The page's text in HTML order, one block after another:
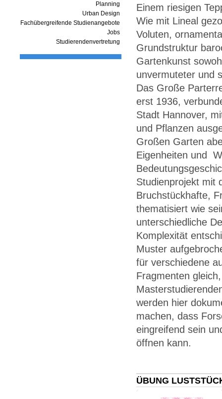
Planning
Urban Design
Fachübergreifende Studienangebote
Jobs
Studierendenvertretung
Einem riesigen
Wie mit Lineal
Voluten,
Grundstruktur
Gartenkunst
unvermuteter und
Das Große
erst 1936,
Stadt Hannover,
und Pflanzen
Großen Garten
Eigenheiten und
Studienprojekt mit
Bruchstückhafte,
thematisiert wie
unterschiedliche
Komplexität
Muster
für verschiedene
Fragmenten
werden hier
machen, dass
eingreifend sein
öffnen kann.
ÜBUNG